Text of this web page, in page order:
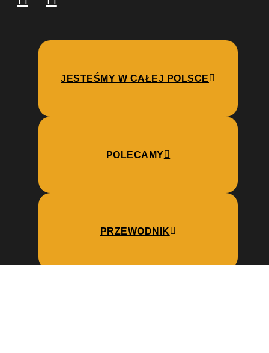
JESTEŚMY W CAŁEJ POLSCE
POLECAMY
PRZEWODNIK